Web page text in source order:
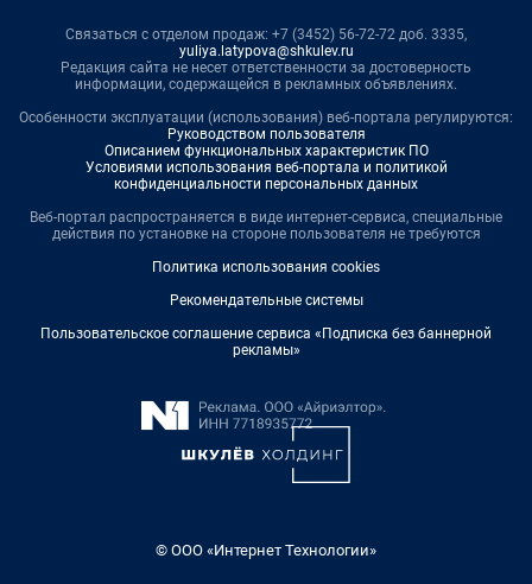
Связаться с отделом продаж: +7 (3452) 56-72-72 доб. 3335,
yuliya.latypova@shkulev.ru
Редакция сайта не несет ответственности за достоверность
информации, содержащейся в рекламных объявлениях.
Особенности эксплуатации (использования) веб-портала регулируются:
Руководством пользователя
Описанием функциональных характеристик ПО
Условиями использования веб-портала и политикой
конфиденциальности персональных данных
Веб-портал распространяется в виде интернет-сервиса, специальные
действия по установке на стороне пользователя не требуются
Политика использования cookies
Рекомендательные системы
Пользовательское соглашение сервиса «Подписка без баннерной
рекламы»
© ООО «Интернет Технологии»